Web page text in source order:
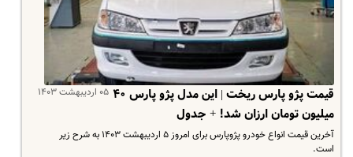
۰۵ اردیبهشت ۱۴۰۳ قیمت پژو پارس ریخت | این مدل پژو پارس ۴۰
میلیون تومان ارزان شد! + جدول
آخرین قیمت انواع خودرو پژوپارس برای امروز ۵ اردیبهشت ۱۴۰۳ به شرح زیر
است.